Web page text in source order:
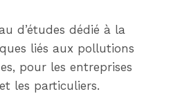
d’études dédié à la
liés aux pollutions
pour les entreprises
les particuliers.